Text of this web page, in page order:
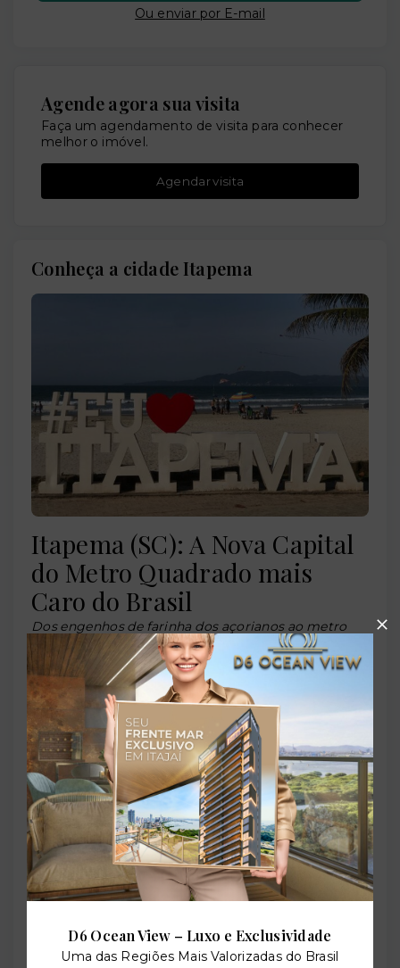
Ou enviar por E-mail
Agende agora sua visita
Faça um agendamento de visita para conhecer
melhor o imóvel.
Agendar visita
Conheça a cidade Itapema
Itapema (SC): A Nova Capital
do Metro Quadrado mais
Caro do Brasil
Dos engenhos de farinha dos açorianos ao metro
quadrado mais valorizado do país: a história
completa de uma cidade que nasceu da fé, cresceu
pela beleza das suas praias e hoje é o mercado
imobiliário mais quente do Brasil — à frente até de
São Paulo, Rio de Janeiro e Florianópolis
Os Primeiros Habitantes: Carijós e os
Milênios de Ocupação
A história de Itapema começa muito antes dos
açorianos, muito antes do nome tupi e muito antes
dos engenhos de farinha que marcaram a paisagem
do litoral catarinense no século XVIII. Os primeiros
foram povos coletores pré-históricos que ocuparam
a região por milênios. Por volta do ano 1000 da era
D6 Ocean View – Luxo e Exclusividade
Uma das Regiões Mais Valorizadas do Brasil